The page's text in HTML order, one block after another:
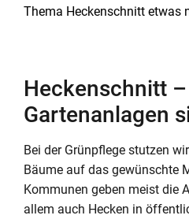
Thema Heckenschnitt etwas
Heckenschnitt
Gartenanlagen
Bei der Grünpflege stutzen
Bäume auf das gewünschte
Kommunen geben meist die
allem auch Hecken in